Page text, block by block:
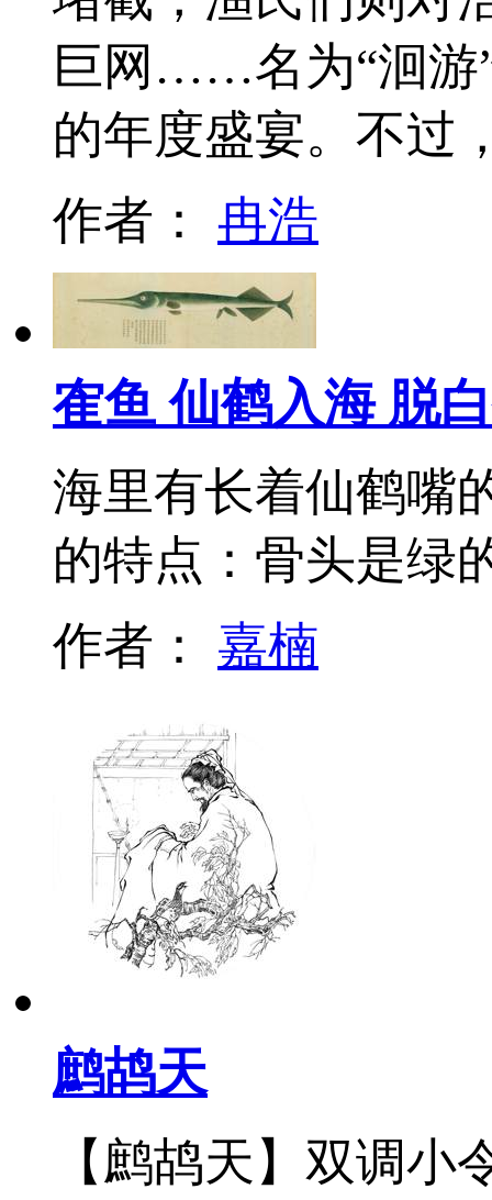
巨网……名为“洄游
的年度盛宴。不
作者： 冉浩
隺鱼 仙鹤入海 脱
海里有长着仙鹤嘴
的特点：骨头是绿
作者： 嘉楠
鹧鸪天
【鹧鸪天】双调